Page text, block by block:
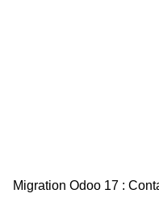
Migration Odoo 17 :